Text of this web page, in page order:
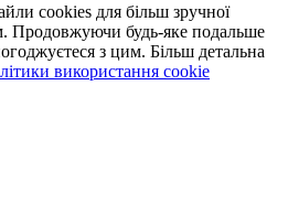
cookies для більш зручної
Продовжуючи будь-яке подальше
з цим. Більш детальна
використання cookie